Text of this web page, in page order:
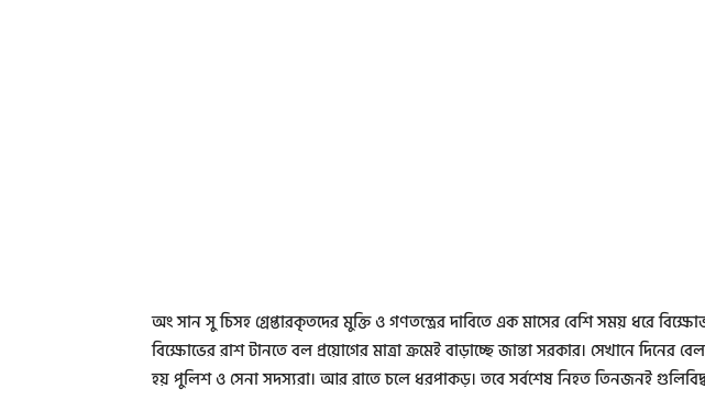
অং সান সু চিসহ গ্রেপ্তারকৃতদের মুক্তি ও গণতন্ত্রের দাবিতে এক মাসের বেশি সময় ধরে
বিক্ষোভের রাশ টানতে বল প্রয়োগের মাত্রা ক্রমেই বাড়াচ্ছে জান্তা সরকার। সেখানে দিনের
হয় পুলিশ ও সেনা সদস্যরা। আর রাতে চলে ধরপাকড়। তবে সর্বশেষ নিহত তিনজনই গুলিবিদ্ধ